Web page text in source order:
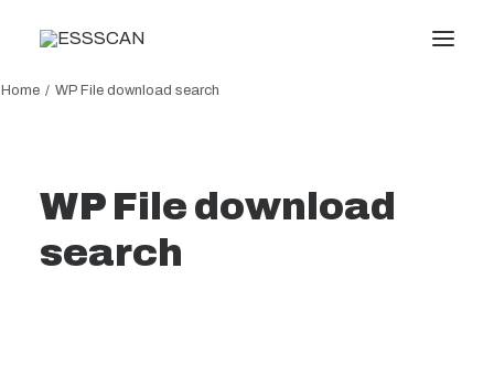
Formación
Conocimiento
Servicios
Home WP File download search
WP File download
search